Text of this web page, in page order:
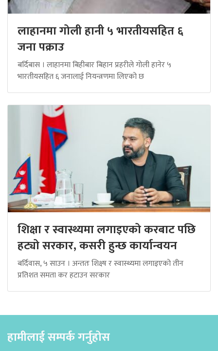
लाहानमा गोली हानी ५ भारतीयसहित ६
जना पक्राउ
बर्दिबास । लाहानमा बिहीबार बिहान प्रहरीले गोली हानेर ५
भारतीयसहित ६ जनालाई नियन्त्रणमा लिएको छ
शिक्षा र स्वास्थ्यमा लगाइएको करबाट पछि
हट्यो सरकार, कसरी हुन्छ कार्यान्वयन
बर्दिवास, ५ साउन । अन्ततः शिक्ष्ष र स्वास्थ्यमा लगाइएको तीन
प्रतिशत समता कर हटाउन सरकार
हामीलाई सम्पर्क गर्नुहोस